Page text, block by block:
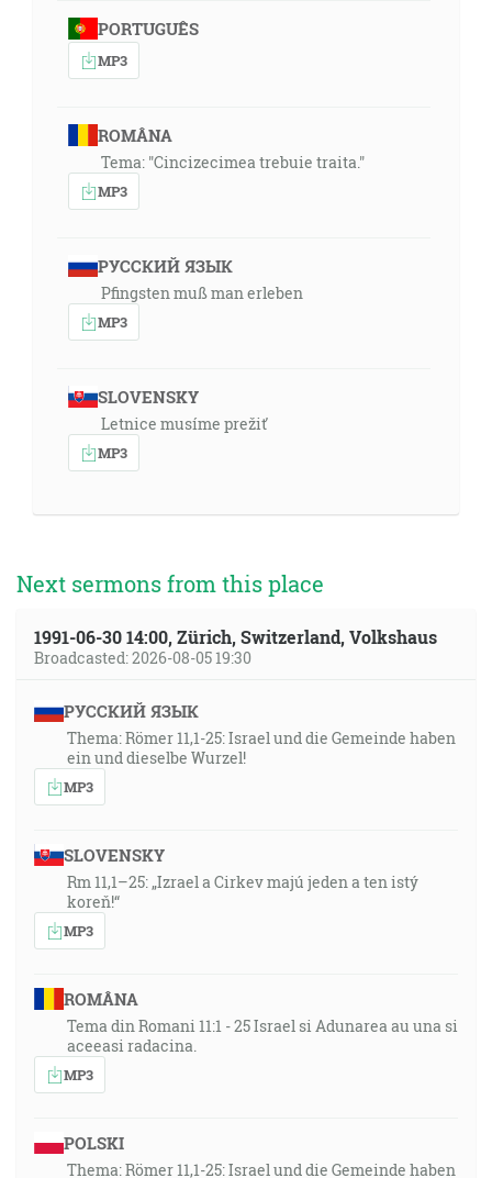
PORTUGUÊS
MP3
ROMÂNA
Tema: "Cincizecimea trebuie traita."
MP3
РУССКИЙ ЯЗЫК
Pfingsten muß man erleben
MP3
SLOVENSKY
Letnice musíme prežiť
MP3
Next sermons from this place
1991-06-30 14:00, Zürich, Switzerland, Volkshaus
Broadcasted: 2026-08-05 19:30
РУССКИЙ ЯЗЫК
Thema: Römer 11,1-25: Israel und die Gemeinde haben
ein und dieselbe Wurzel!
MP3
SLOVENSKY
Rm 11,1–25: „Izrael a Cirkev majú jeden a ten istý
koreň!“
MP3
ROMÂNA
Tema din Romani 11:1 - 25 Israel si Adunarea au una si
aceeasi radacina.
MP3
POLSKI
Thema: Römer 11,1-25: Israel und die Gemeinde haben